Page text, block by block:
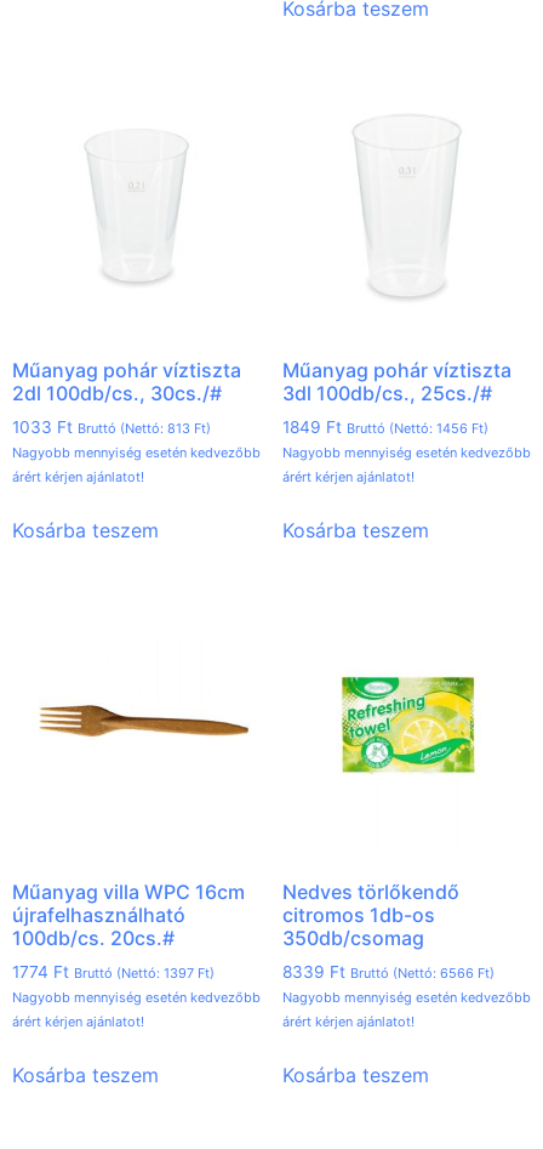
Kosárba teszem
Műanyag pohár víztiszta
2dl 100db/cs., 30cs./#
1033 Ft Bruttó (Nettó: 813 Ft)
Nagyobb mennyiség esetén kedvezőbb
árért kérjen ajánlatot!
Kosárba teszem
Műanyag pohár víztiszta
3dl 100db/cs., 25cs./#
1849 Ft Bruttó (Nettó: 1456 Ft)
Nagyobb mennyiség esetén kedvezőbb
árért kérjen ajánlatot!
Kosárba teszem
Műanyag villa WPC 16cm
újrafelhasználható
100db/cs. 20cs.#
1774 Ft Bruttó (Nettó: 1397 Ft)
Nagyobb mennyiség esetén kedvezőbb
árért kérjen ajánlatot!
Kosárba teszem
Nedves törlőkendő
citromos 1db-os
350db/csomag
8339 Ft Bruttó (Nettó: 6566 Ft)
Nagyobb mennyiség esetén kedvezőbb
árért kérjen ajánlatot!
Kosárba teszem